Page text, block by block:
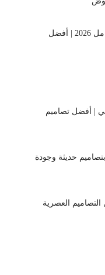
تفصيل مطابخ الرمال الرياض | دليل شامل 2026 | أفضل
| أفضل تصاميم
حديثة وجودة
العصرية